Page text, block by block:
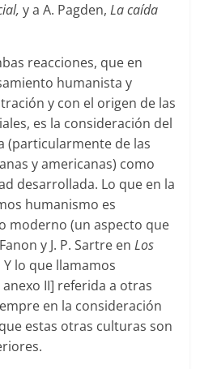
l,y a A. Pagden,La caída
reacciones, que en
humanista y
y con el origen de las
es la consideración del
(particularmente de las
y americanas) como
desarrollada. Lo que en la
humanismo es
moderno (un aspecto que
y J. P. Sartre enLos
Y lo que llamamos
II] referida a otras
en la consideración
estas otras culturas son